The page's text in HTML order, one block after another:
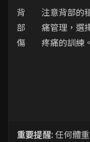
背
部
傷
注意背部的
痛管理，選
疼痛的訓練。
重要提醒: 任何體